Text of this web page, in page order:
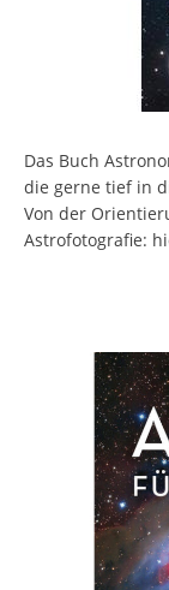
Das Buch
die gerne tief in
Von der
Astrofotografie: